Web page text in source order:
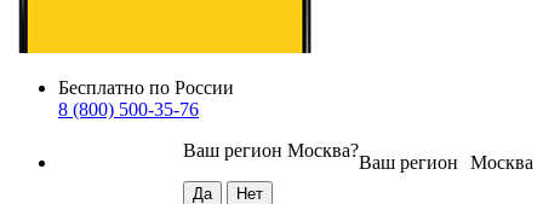
Бесплатно по России
8 (800) 500-35-76
Москва
Ваш регион
Ваш регион Москва?